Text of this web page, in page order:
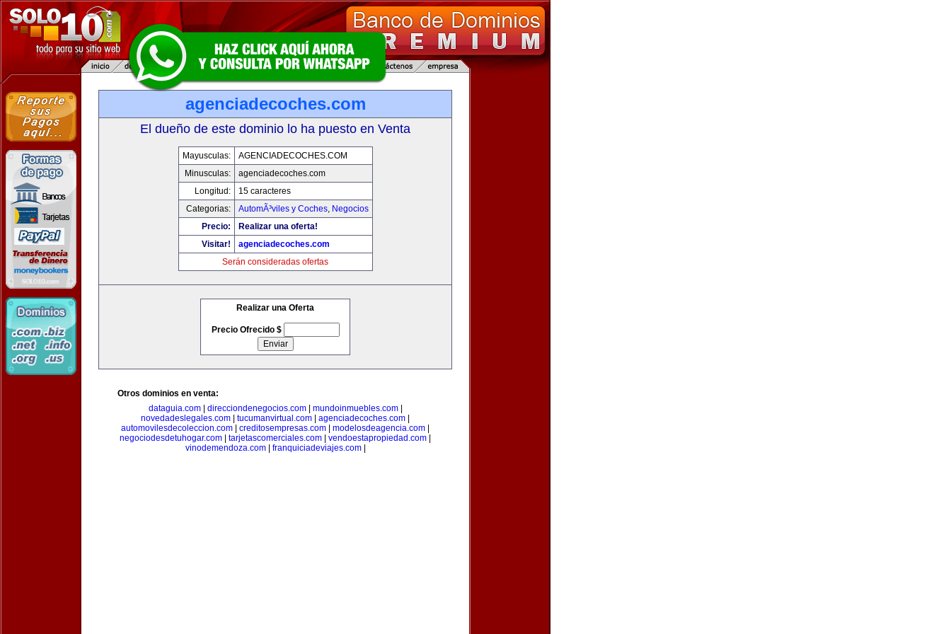
agenciadecoches.com
El dueño de este dominio lo ha puesto en Venta
Mayusculas:
AGENCIADECOCHES.COM
Minusculas:
agenciadecoches.com
Longitud:
15 caracteres
Categorias:
AutomÃ³viles y Coches, Negocios
Precio:
Realizar una oferta!
Visitar!
agenciadecoches.com
Serán consideradas ofertas
Realizar una Oferta
Precio Ofrecido $
Otros dominios en venta:
dataguia.com| direcciondenegocios.com| mundoinmuebles.com|
novedadeslegales.com
tucumanvirtual.com agenciadecoches.com
automovilesdecoleccion.com
creditosempresas.com modelosdeagencia.com
negociodesdetuhogar.com
tarjetascomerciales.com vendoestapropiedad.com
vinodemendoza.com| franquiciadeviajes.com|